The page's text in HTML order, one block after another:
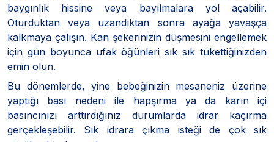
baygınlık hissine veya bayılmalara yol açabilir.
Oturduktan veya uzandıktan sonra ayağa yavaşça
kalkmaya çalışın. Kan şekerinizin düşmesini engellemek
için gün boyunca ufak öğünleri sık sık tükettiğinizden
emin olun.
Bu dönemlerde, yine bebeğinizin mesaneniz üzerine
yaptığı bası nedeni ile hapşırma ya da karın içi
basıncınızı arttırdığınız durumlarda idrar kaçırma
gerçekleşebilir. Sık idrara çıkma isteği de çok sık